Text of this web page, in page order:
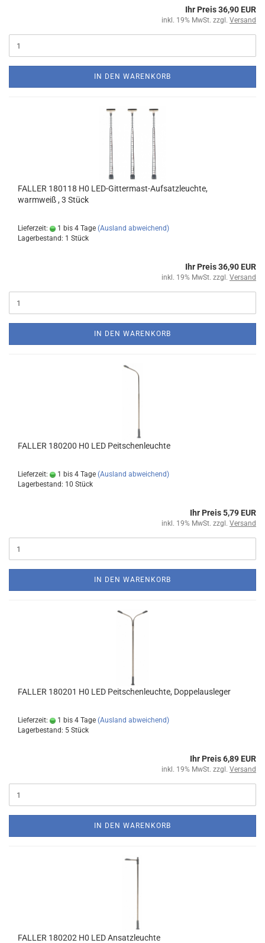
Ihr Preis 36,90 EUR
inkl. 19% MwSt. zzgl. Versand
IN DEN WARENKORB
FALLER 180118 H0 LED-Gittermast-Aufsatzleuchte,
warmweiß , 3 Stück
Lieferzeit: 1 bis 4 Tage (Ausland abweichend)
Lagerbestand: 1 Stück
Ihr Preis 36,90 EUR
inkl. 19% MwSt. zzgl. Versand
IN DEN WARENKORB
FALLER 180200 H0 LED Peitschenleuchte
Lieferzeit: 1 bis 4 Tage (Ausland abweichend)
Lagerbestand: 10 Stück
Ihr Preis 5,79 EUR
inkl. 19% MwSt. zzgl. Versand
IN DEN WARENKORB
FALLER 180201 H0 LED Peitschenleuchte, Doppelausleger
Lieferzeit: 1 bis 4 Tage (Ausland abweichend)
Lagerbestand: 5 Stück
Ihr Preis 6,89 EUR
inkl. 19% MwSt. zzgl. Versand
IN DEN WARENKORB
FALLER 180202 H0 LED Ansatzleuchte